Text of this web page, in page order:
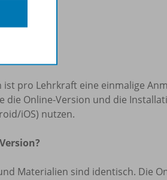
pro Lehrkraft eine einmalige
die Online-Version und die
iOS) nutzen.
Materialien sind identisch. Die